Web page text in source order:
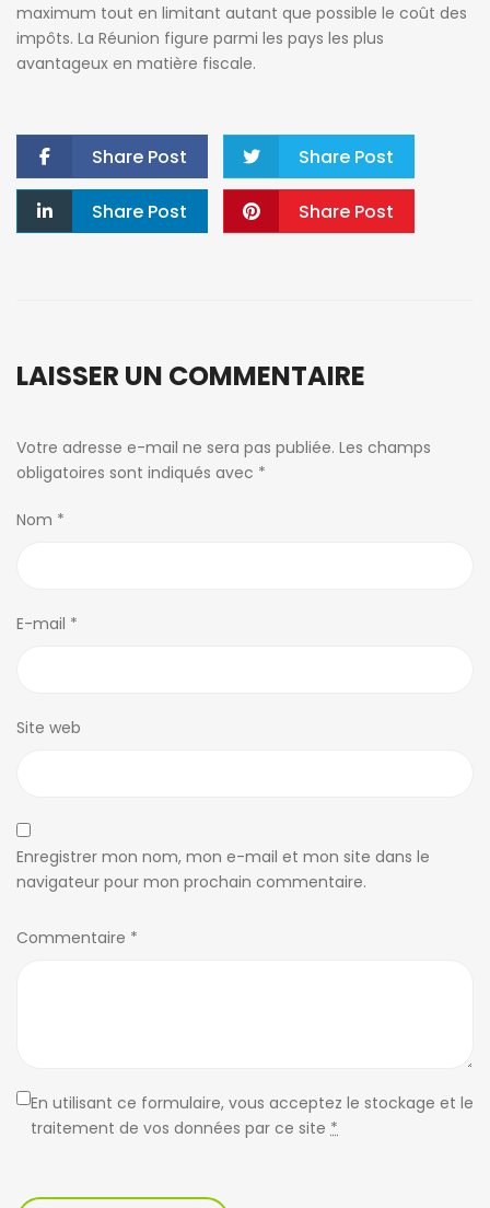
maximum tout en limitant autant que possible le coût des
impôts. La Réunion figure parmi les pays les plus
avantageux en matière fiscale.
Share Post Share Post
Share Post Share Post
LAISSER UN COMMENTAIRE
Votre adresse e-mail ne sera pas publiée. Les champs
obligatoires sont indiqués avec *
Nom *
E-mail *
Site web
Enregistrer mon nom, mon e-mail et mon site dans le
navigateur pour mon prochain commentaire.
Commentaire *
En utilisant ce formulaire, vous acceptez le stockage et le
traitement de vos données par ce site *